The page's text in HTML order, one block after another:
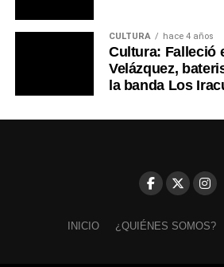
CULTURA hace 4 años
Cultura: Falleció
Velázquez,
la banda Los
INICIO ¿QUIÉNES SOMOS?